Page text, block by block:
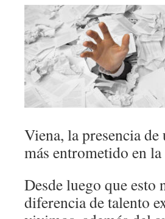
Viena, la presencia
más entrometido en
Desde luego que esto
diferencia de talento